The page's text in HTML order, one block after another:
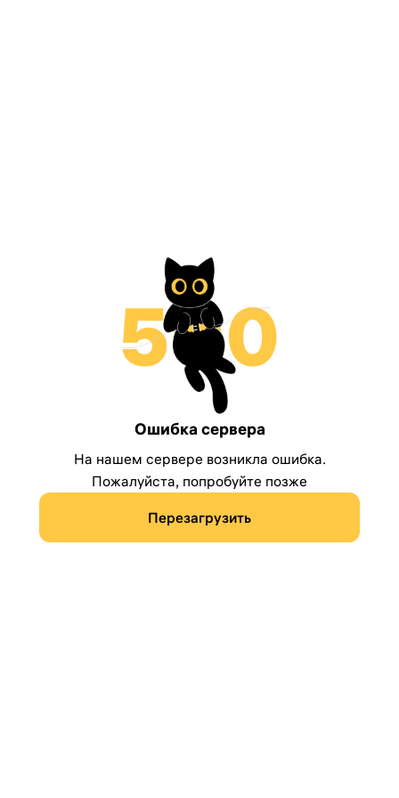
Ошибка сервера
На нашем сервере возникла ошибка.
Пожалуйста, попробуйте позже
Перезагрузить